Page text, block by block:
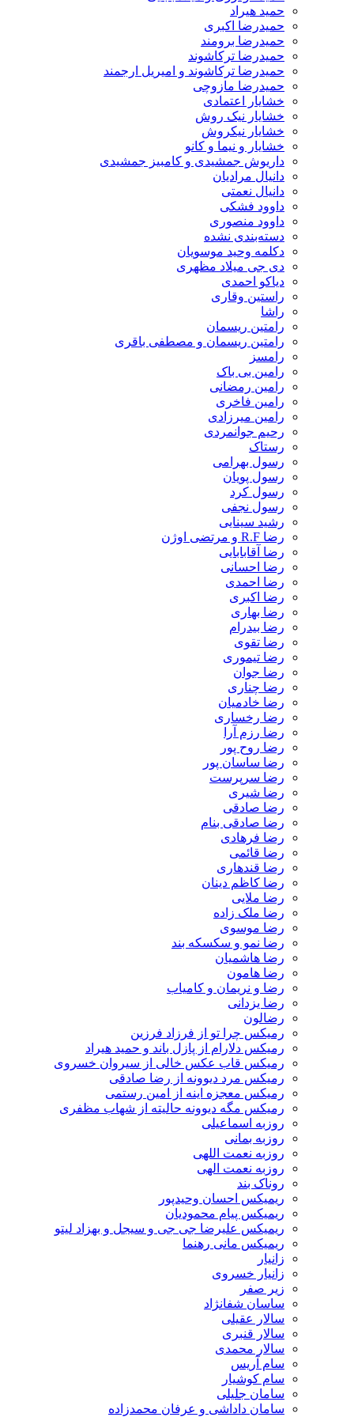
حمید هیراد
حمیدرضا اکبری
حمیدرضا برومند
حمیدرضا ترکاشوند
حمیدرضا ترکاشوند و امیریل ارجمند
حمیدرضا مازوچی
خشایار اعتمادی
خشایار نیک روش
خشایار نیکروش
خشایار و نیما و کانو
داریوش جمشیدی و کامبیز جمشیدی
دانیال مرادیان
دانیال نعمتی
داوود فشکی
داوود منصوری
دسته‌بندی نشده
دکلمه وحید موسویان
دی جی میلاد مظهری
دیاکو احمدی
راستین وقاری
راشا
رامتین ریسمان
رامتین ریسمان و مصطفی باقری
رامسز
رامین بی باک
رامین رمضانی
رامین فاخری
رامین میرزادی
رحیم جوانمردی
رستاک
رسول بهرامی
رسول پویان
رسول کرد
رسول نجفی
رشید سینایی
رضا R.F و مرتضی اوژن
رضا آقابابایی
رضا احسانی
رضا احمدی
رضا اکبری
رضا بهاری
رضا بیدرام
رضا تقوی
رضا تیموری
رضا جوان
رضا چناری
رضا خادمیان
رضا رخساری
رضا رزم آرا
رضا روح پور
رضا ساسان پور
رضا سرپرست
رضا شیری
رضا صادقی
رضا صادقی بنام
رضا فرهادی
رضا قائمی
رضا قندهاری
رضا کاظم دینان
رضا ملایی
رضا ملک زاده
رضا موسوی
رضا نمو و سکسکه بند
رضا هاشمیان
رضا هامون
رضا و نریمان و کامیاب
رضا یزدانی
رضالون
رمیکس چرا تو از فرزاد فرزین
رمیکس دلارام از پازل باند و حمید هیراد
رمیکس قاب عکس خالی از سیروان خسروی
رمیکس مرد دیوونه از رضا صادقی
رمیکس معجزه اینه از امین رستمی
رمیکس مگه دیوونه حالیته از شهاب مظفری
روزبه اسماعیلی
روزبه بمانی
روزبه نعمت اللهی
روزبه نعمت الهی
روناک بند
ریمیکس احسان وحیدپور
ریمیکس پیام محمودیان
ریمیکس علیرضا جی جی و سیجل و بهزاد لیتو
ریمیکس مانی رهنما
زانیار
زانیار خسروی
زیر صفر
ساسان شفانژاد
سالار عقیلی
سالار قنبری
سالار محمدی
سام آریس
سام کوشیار
سامان جلیلی
سامان داداشی و عرفان محمدزاده